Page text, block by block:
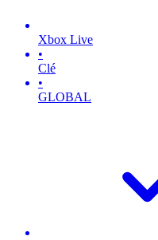
Xbox Live
•
Clé
•
GLOBAL